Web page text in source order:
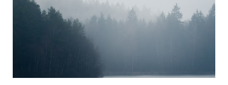
na
Vysočině